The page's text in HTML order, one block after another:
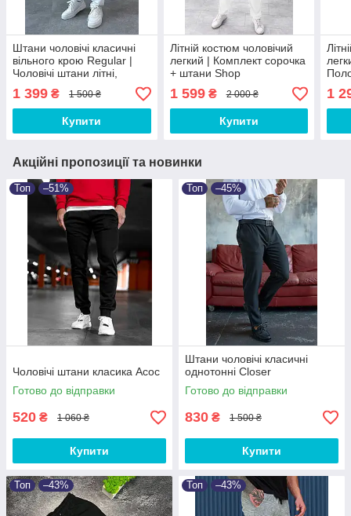
Штани чоловічі класичні
вільного крою Regular |
Чоловічі штани літні,
преміальна якість 100%
бавовна
1 399 ₴ 1 500 ₴
Купити
Літній костюм чоловічий
легкий | Комплект сорочка
+ штани Shop
1 599₴ 2 000 ₴
Купити
1
Акційні пропозиції та новинки
Топ –51%
Чоловічі штани класика Асос
Готово до відправки
520 ₴ 1 060 ₴
Купити
Топ –45%
Штани чоловічі класичні
однотонні Closer
Готово до відправки
830 ₴ 1 500 ₴
Купити
Топ –43% Топ –43%